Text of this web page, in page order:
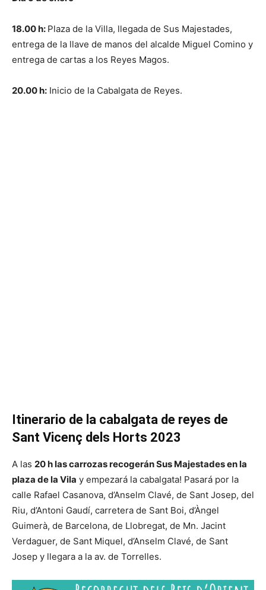
18.00 h: Plaza de la Villa, llegada de Sus Majestades,
entrega de la llave de manos del alcalde Miguel Comino y
entrega de cartas a los Reyes Magos.
20.00 h: Inicio de la Cabalgata de Reyes.
Itinerario de la cabalgata de reyes de
Sant Vicenç dels Horts 2023
A las 20 h las carrozas recogerán Sus Majestades en la
plaza de la Vila y empezará la cabalgata! Pasará por la
calle Rafael Casanova, d’Anselm Clavé, de Sant Josep, del
Riu, d’Antoni Gaudí, carretera de Sant Boi, d’Àngel
Guimerà, de Barcelona, de Llobregat, de Mn. Jacint
Verdaguer, de Sant Miquel, d’Anselm Clavé, de Sant
Josep y llegara a la av. de Torrelles.